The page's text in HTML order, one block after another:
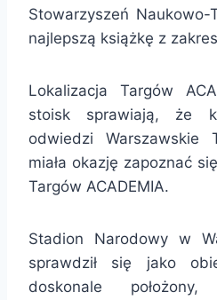
Stowarzyszeń Naukowo-
najlepszą książkę z
Lokalizacja Targów
stoisk sprawiają, że
odwiedzi Warszawskie
miała okazję zapoznać
Targów ACADEMIA.
Stadion Narodowy w
sprawdził się jako
doskonale